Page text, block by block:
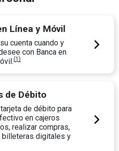
Línea y Móvil
cuenta cuando y
con Banca en
(1)
de Débito
de débito para
en cajeros
realizar compras,
billeteras digitales y